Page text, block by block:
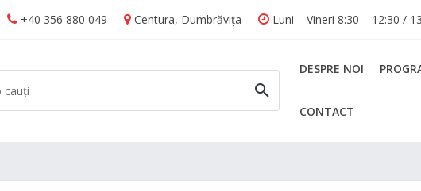
+40 356 880 049 Centura, Dumbrăvița Luni – Vineri 8:30 – 12:30 /
CAUTĂ
DESPRE NOI
CONTACT